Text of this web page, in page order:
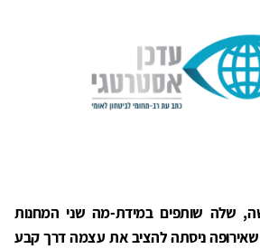
שלה שותפים במידת-מה שני המחנות
שאירופה ניסתה להציב את עצמה דרך קבע